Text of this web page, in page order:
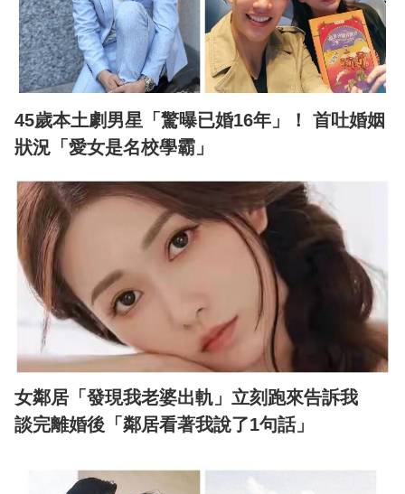
45歲本土劇男星「驚曝已婚16年」！ 首吐婚姻
狀況「愛女是名校學霸」
女鄰居「發現我老婆出軌」立刻跑來告訴我
談完離婚後「鄰居看著我說了1句話」